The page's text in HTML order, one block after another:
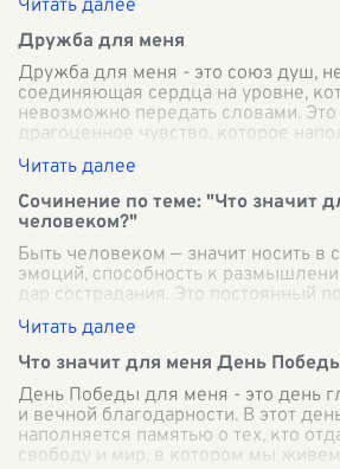
Дружба для меня
Дружба для меня - это союз душ,
соединяющая сердца на уровне,
невозможно передать словами.
драгоценное чувство, которое
Сочинение по теме: "Что значит
человеком?"
Быть человеком — значит носить в
эмоций, способность к
дар сострадания. Это постоянный
цели, стремление к саморазвитию и
Что значит для меня День
День Победы для меня - это день
и вечной благодарности. В этот
наполняется памятью о тех, кто
свободу и мир, в котором мы живем.